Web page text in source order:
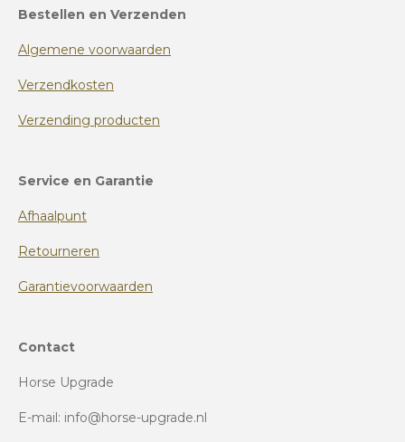
Bestellen en Verzenden
Algemene voorwaarden
Verzendkosten
Verzending producten
Service en Garantie
Afhaalpunt
Retourneren
Garantievoorwaarden
Contact
Horse Upgrade
E-mail: info@horse-upgrade.nl